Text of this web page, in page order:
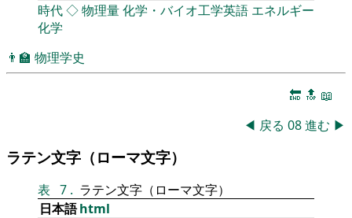
時代◇物理量化学・バイオ工学英語 エネルギー
化学
👨‍🏫 物理学史
🔚 🔝 📖
◀ 戻る 08進む ▶
ラテン文字（ローマ文字）
表 7 . ラテン文字（ローマ文字）
日本語html